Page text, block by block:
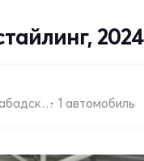
2024
Самаркандская область, Нурабадский район 1 автомобиль